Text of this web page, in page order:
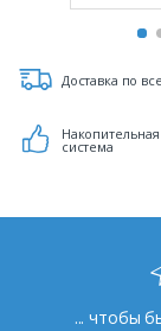
Доставка по
система
... чтобы